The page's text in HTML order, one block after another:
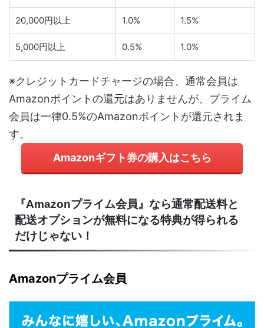
20,000円以上 1.0% 1.5%
5,000円以上 0.5% 1.0%
※クレジットカードチャージの場合、通常会員は
Amazonポイントの還元はありませんが、プライム
会員は一律0.5%のAmazonポイントが還元されま
す。
Amazonギフト券の購入はこちら
『Amazonプライム会員』なら通常配送料と
配送オプションが無料になる特典が得られる
だけじゃない！
Amazonプライム会員